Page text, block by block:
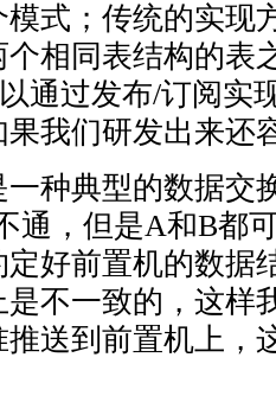
式；传统的实现
个相同表结构的表
通过发布/订阅实
我们研发出来还
种典型的数据交
通，但是A和B都
好前置机的数据
不一致的，这样
送到前置机上，